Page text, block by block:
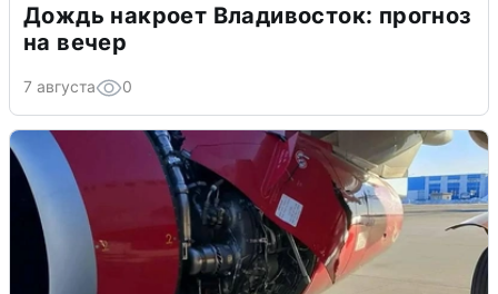
Дождь накроет Владивосток: прогноз
на вечер
7 августа 0